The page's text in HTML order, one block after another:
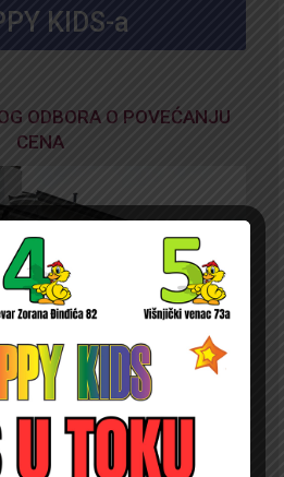
KIDS-a
ODBORA O POVEĆANJU
CENA